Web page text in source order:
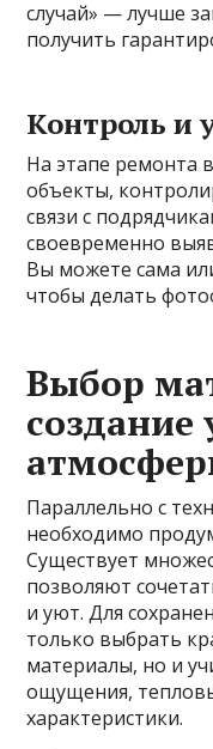
случай» — лучше
получить
Контроль и
На этапе ремонта
объекты,
связи с
своевременно
Вы можете сама
чтобы делать
Выбор
Параллельно с
необходимо
Существует
позволяют
и уют. Для
только выбрать
материалы, но и
ощущения,
характеристики.